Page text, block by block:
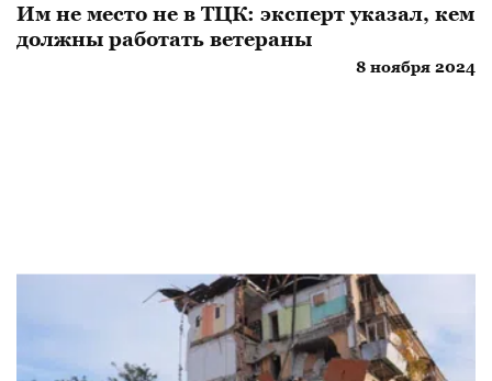
Им не место не в ТЦК: эксперт указал, кем
должны работать ветераны
8 ноября 2024